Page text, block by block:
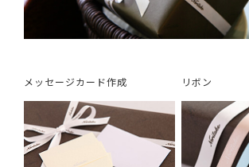
メッセージカード作成 リボン